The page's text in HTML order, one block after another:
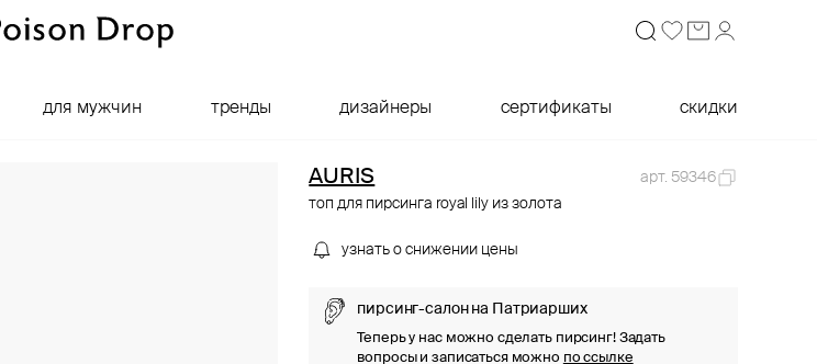
для мужчин тренды дизайнеры сертификаты скидки
AURIS
арт. 59346
топ для пирсинга royal lily из золота
узнать о снижении цены
пирсинг-салон на Патриарших
Теперь у нас можно сделать пирсинг! Задать
вопросы и записаться можно по ссылке